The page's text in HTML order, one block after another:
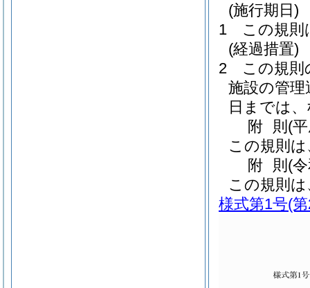
(施行期日)
1
この規則
(経過措置)
2
この規則
施設の管理
日までは
附 則 (
この規則
附 則 (
この規則
様式第1号(